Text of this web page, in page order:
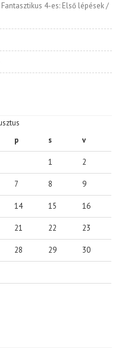
4-es: Első lépések /
p s v
1 2
7 8 9
14 15 16
21 22 23
28 29 30